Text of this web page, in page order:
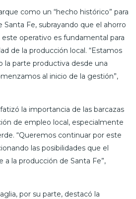
como un “hecho histórico” para
Santa Fe, subrayando que el ahorro
operativo es fundamental para
de la producción local. “Estamos
la parte productiva desde una
al inicio de la gestión”,
la importancia de las barcazas
de empleo local, especialmente
“Queremos continuar por este
las posibilidades que el
la producción de Santa Fe”,
por su parte, destacó la